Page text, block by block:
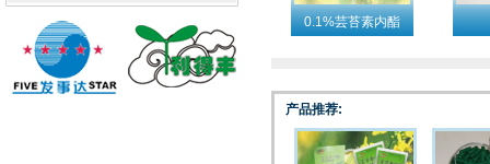
0.1%芸苔素内酯
产品推荐: